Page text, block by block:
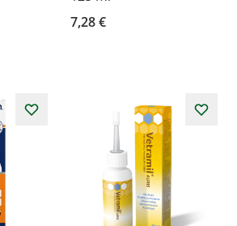
7,28 €